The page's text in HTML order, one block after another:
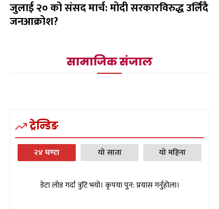
जुलाई २० को संसद मार्च: मोदी सरकारविरुद्ध उर्लिंदै
जनआक्रोश?
सामाजिक संजाल
ट्रेन्डिङ
२४ घण्टा यो साता यो महिना
डेटा लोड गर्दा त्रुटि भयो। कृपया पुन: प्रयास गर्नुहोला।